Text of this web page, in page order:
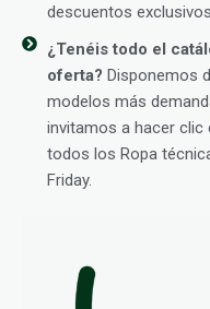
descuentos
¿Tenéis todo el
oferta? Disponemos
modelos más
invitamos a hacer clic
todos los Ropa
Friday.